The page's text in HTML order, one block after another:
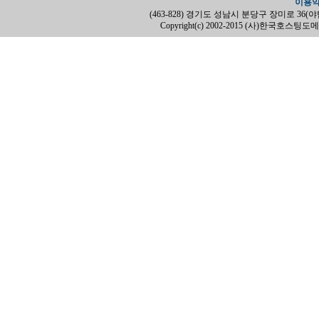
이용
(463-828) 경기도 성남시 분당구 장미로 36(
Copyright(c) 2002-2015 (사)한국호스팅도